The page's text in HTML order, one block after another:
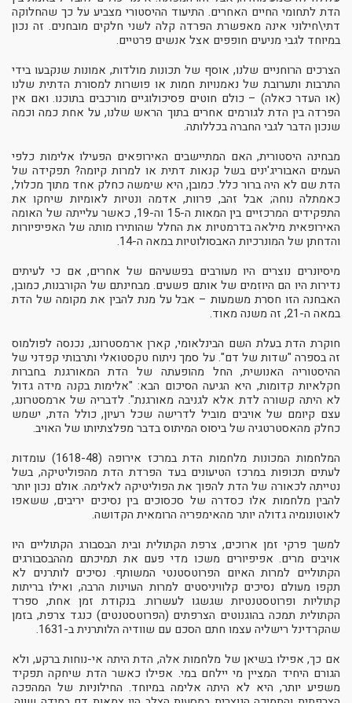
הדת לתחומי החיים האחרים. התיעוד ההיסטורי מצביע על כך שהחלוקה
דתי\חילוני אינה מאפשרת הפרדה קלה לשני חלקים מובחנים. זה נכון
במיוחד לגבי מניעים חופפים אצל אנשים פרטיים.
הצרכים הרוחניים שלנו, אוסף של תכונות מולדות, אמונות שנקבעו בידי
התרבות ותערובת של נאמנויות חמות או פושרות למסורת הדתית שלנו
(או העדר כאלה) – כולם חוטים פסיכולוגיים מורכבים בתוכנו. ואם אין
הפרדה בין הדת לגורמים אחרים בתוך הראש שלנו, על אחת כמה וכמה
שנכון הדבר לגבי החברה בכללותה.
מבחינה היסטורית, האם המתיישבים האירופאים הפעילו אלימות כלפי
העמים האבוריג'ינים בשל קנאות דתית או למרות קיומה? תפקידה של
הדת שם לא היה ברור כלל. כמובן, היא שימשה כחלק אחד מתוך מכלול,
כאמתלה נוחה; אבל זהב, פרוות, אדמה ונטיות לאומיות שיחקו את
התפקידים המרכזיים בין המאות ה-15 וה-19, כאשר עלייתה של האומה
האירופאית מילאה בדרמטיות את החלל שהותירו מותה של האפיפיורות
והדחתן של המונרכיות האבסולוטיות במאה ה-14.
מיסיונרים נוצרים היו מעורבים בפשעיהם של אחרים, אם כי לעיתים
נדירות היו הם היוזמים של אותם פשעים. מבחינתם של הקורבנות, כמובן,
האבחנה הזו חסרת משמעות – אבל על מנת להבין את מקומה של הדת
במאה ה-21, זה משנה מאוד.
חוקרת הדת בעלת השם הבינלאומי, קארן ארמסטרונג, נכנסה לפולמוס
זה בספרה "שדות של דם". על סמך ניתוח טקסטואלי ותרבותי קפדני של
ההיסטוריה האנושית, החל מהופעתה של הדת המאורגנת בחברות
חקלאיות קדומות, היא הגיעה הסיכום הבא: "אלימות בקנה מידה גדול
לא היתה קשורה לדת אלא לגניבה מאורגנת". לדבריה של ארמסטרונג,
עצם קיומם של אויבים מוביל לדרישה שכל רעיון, כולל הדת, ישמש
כחלק מהאסטרטגיה של ביסוס המיתוס בדבר מפלצתיותו של האויב.
המלחמות המכונות מלחמות הדת במרכז אירופה (1618-48) עומדות
לעתים תכופות במרכז הטיעונים בעד הפרדת הדת מהפוליטיקה, בשל
נטייתה לכאורה של הדת להפוך את הפוליטיקה לאלימה. אולם נכון יותר
להבין מלחמות אלו כסדרה של סכסוכים בין נסיכים יריבים, ששאפו
לאוטונומיה גדולה יותר מהאימפריה הרומאית הקדושה.
למשך פרקי זמן ארוכים, צרפת הקתולית ובית הבסבורג הקתוליים היו
אויבים מרים. אפיפיורים משכו מדי פעם את תמיכתם מההבסבורגים
הקתוליים למרות האיום הפרוטסטנטי המשותף. נסיכים לותרנים לא
תקפו מעולם נסיכים קלוויניסטים למרות העוינות הרבה, ואילו בריתות
קתוליות ופרוטסטנטיות שגשגו לעשרות. בנקודת זמן אחת, ספרד
הקתולית תמכה בהוגנוטים הצרפתים (הפרוטסטנטים) כנגד צרפת, בזמן
שהקרדינל רישליה עצמו חתם הסכם עם שוודיה הלותרנית ב-1631.
אם כך, אפילו בשיאן של מלחמות אלה, הדת היתה אי-נוחות ברקע, ולא
הגורם היחיד המציין מי יילחם במי. אפילו כאשר הדת שיחקה תפקיד
משפיע יותר, היא לא היתה אלימה במיוחד. החילוניות של המהפכה